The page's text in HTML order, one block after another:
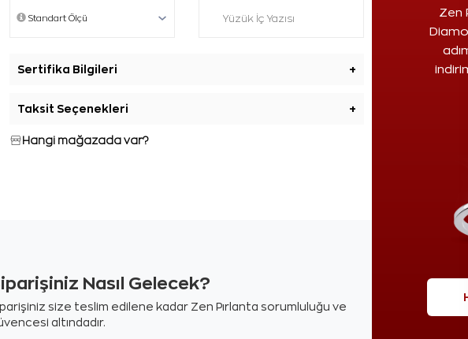
Zen
Sertifika Bilgileri +
Taksit Seçenekleri +
Hangi mağazada var?
Nasıl Gelecek?
size teslim edilene kadar Zen Pırlanta sorumluluğu ve
altındadır.